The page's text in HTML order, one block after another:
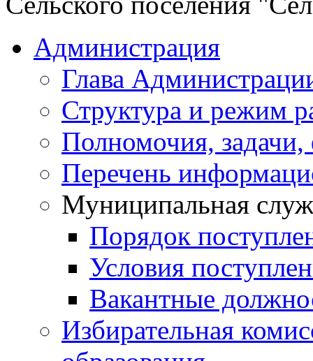
Администрация
Глава
Структура и режим
Полномочия,
Перечень
Муниципальная
Порядок
Условия
Вакантные
Избирательная